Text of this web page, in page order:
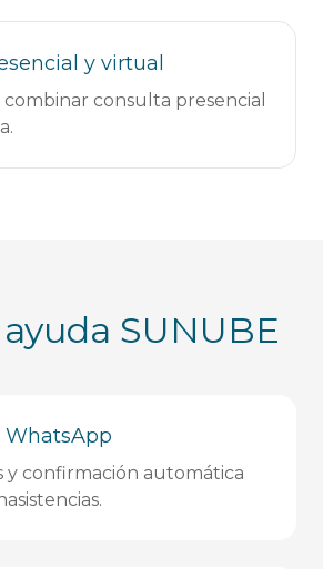
y virtual
combinar consulta presencial
SUNUBE
y confirmación automática